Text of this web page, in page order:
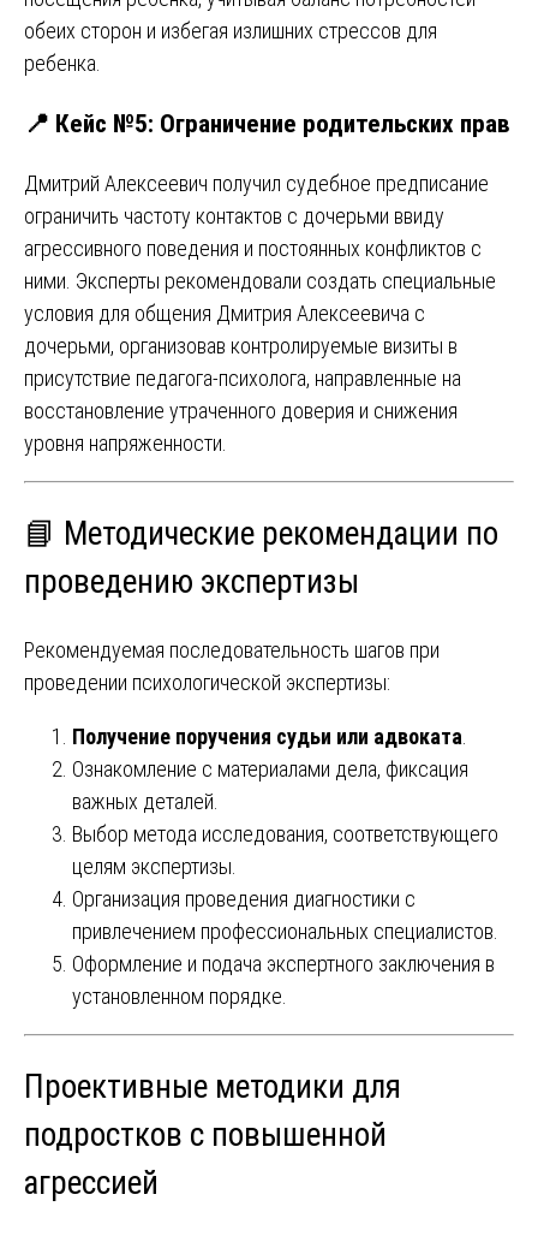
обеих сторон и избегая излишних стрессов для
ребенка.
📍 Кейс №5: Ограничение родительских прав
Дмитрий Алексеевич получил судебное предписание
ограничить частоту контактов с дочерьми ввиду
агрессивного поведения и постоянных конфликтов с
ними. Эксперты рекомендовали создать специальные
условия для общения Дмитрия Алексеевича с
дочерьми, организовав контролируемые визиты в
присутствие педагога-психолога, направленные на
восстановление утраченного доверия и снижения
уровня напряженности.
📘 Методические рекомендации по
проведению экспертизы
Рекомендуемая последовательность шагов при
проведении психологической экспертизы:
Получение поручения судьи или адвоката
Ознакомление с материалами дела, фиксация
важных деталей.
Выбор метода исследования, соответствующего
целям экспертизы.
Организация проведения диагностики с
привлечением профессиональных специалистов.
Оформление и подача экспертного заключения в
установленном порядке.
Проективные методики для
подростков с повышенной
агрессией